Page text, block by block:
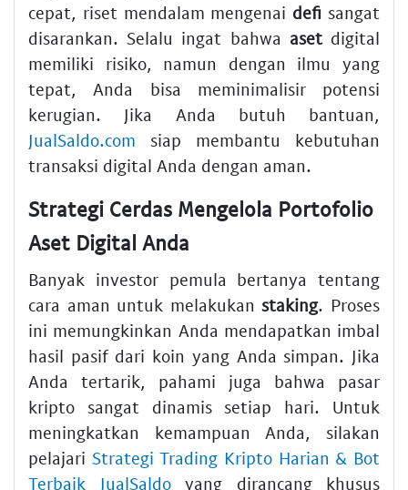
cepat, riset mendalam mengenai defi sangat
disarankan. Selalu ingat bahwa asetdigital
memiliki risiko, namun dengan ilmu yang
tepat, Anda bisa meminimalisir potensi
kerugian. Jika Anda butuh bantuan,
JualSaldo.com siap membantu kebutuhan
transaksi digital Anda dengan aman.
Strategi Cerdas Mengelola Portofolio
Aset Digital Anda
Banyak investor pemula bertanya tentang
cara aman untuk melakukanstaking. Proses
ini memungkinkan Anda mendapatkan imbal
hasil pasif dari koin yang Anda simpan. Jika
Anda tertarik, pahami juga bahwa pasar
kripto sangat dinamis setiap hari. Untuk
meningkatkan kemampuan Anda, silakan
pelajari Strategi Trading Kripto Harian & Bot
Terbaik JualSaldoyang dirancang khusus